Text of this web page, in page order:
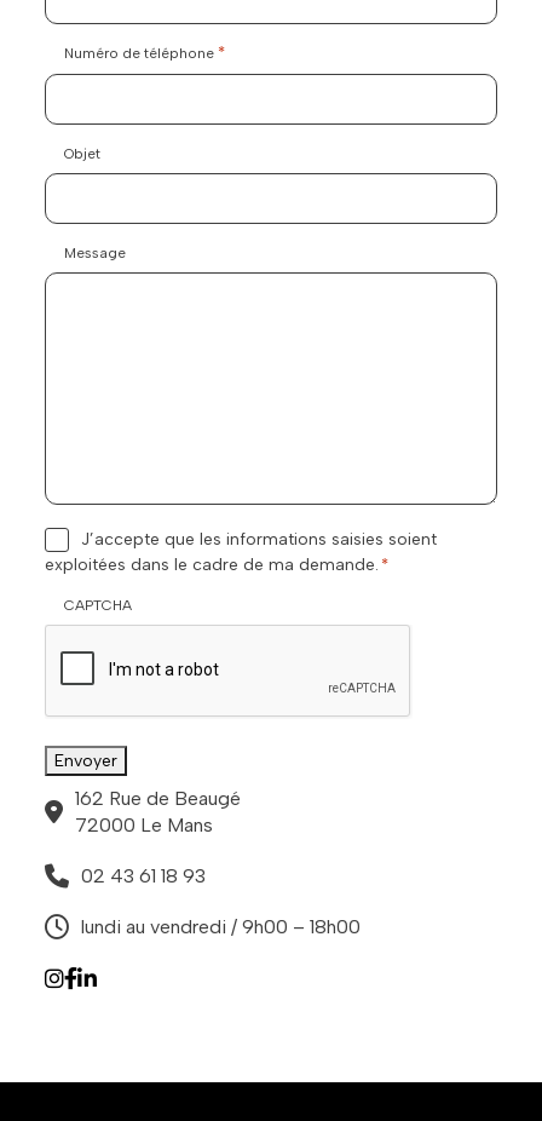
Numéro de téléphone *
Objet
Message
R
G
P
J’accepte que les informations saisies soient
exploitées dans le cadre de ma demande. *
CAPTCHA
Envoyer
162 Rue de Beaugé
72000 Le Mans
02 43 61 18 93
lundi au vendredi / 9h00 – 18h00